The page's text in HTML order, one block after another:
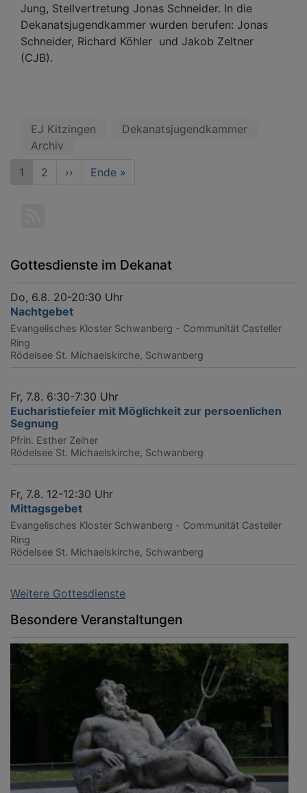
Jung, Stellvertretung Jonas Schneider. In die
Dekanatsjugendkammer wurden berufen: Jonas
Schneider, Richard Köhler und Jakob Zeltner
(CJB).
EJ Kitzingen
Dekanatsjugendkammer
Archiv
Seitennummerierung
Aktuelle
1 Seite
2
Nächste
››
Last
Ende »
Gottesdienste im Dekanat
Do, 6.8. 20-20:30 Uhr
Nachtgebet
Evangelisches Kloster Schwanberg - Communität Casteller
Ring
Rödelsee St. Michaelskirche, Schwanberg
Fr, 7.8. 6:30-7:30 Uhr
Eucharistiefeier mit Möglichkeit zur persoenlichen
Segnung
Pfrin. Esther Zeiher
Rödelsee St. Michaelskirche, Schwanberg
Fr, 7.8. 12-12:30 Uhr
Mittagsgebet
Evangelisches Kloster Schwanberg - Communität Casteller
Ring
Rödelsee St. Michaelskirche, Schwanberg
Weitere Gottesdienste
Besondere Veranstaltungen